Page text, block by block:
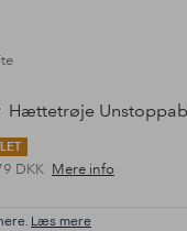
Hættetrøje
DKK Mere info
Læs mere